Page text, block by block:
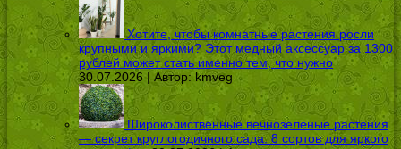
Хотите, чтобы комнатные растения росли
крупными и яркими? Этот медный аксессуар за 1300
рублей может стать именно тем, что нужно
30.07.2026 | Автор: kmveg
Широколиственные вечнозеленые растения
— секрет круглогодичного сада: 8 сортов для яркого